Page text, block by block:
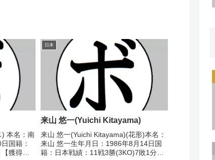
本名：南
国籍：
獲得タ
日本
来山 悠一(Yuichi Kitayama)
来山 悠一(Yuichi Kitayama)(花形)本名：
来山 悠一生年月日：1986年8月14日国
籍：日本戦績：11戦3勝(3KO)7敗1分